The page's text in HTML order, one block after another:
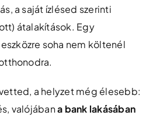
a saját ízlésed szerinti
átalakítások. Egy
soha nem költenél
a helyzet még élesebb:
valójábana bank lakásában